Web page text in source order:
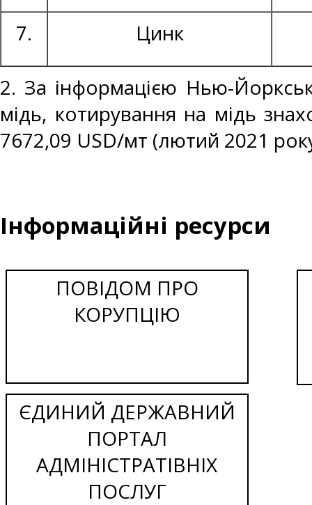
7. Цинк
2. За інформацією Нью-
мідь, котирування на мідь
7672,09 USD/мт (лютий 2021
Інформаційні ресурси
ПОВІДОМ ПРО
КОРУПЦІЮ
ЄДИНИЙ ДЕРЖАВНИЙ
ПОРТАЛ
АДМІНІСТРАТІВНІХ
ПОСЛУГ